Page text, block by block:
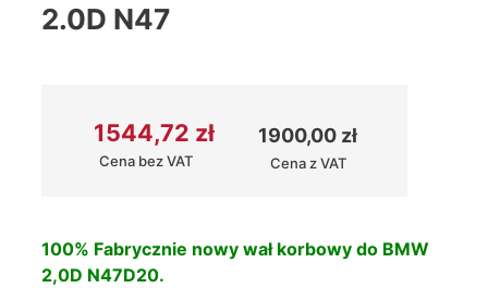
2.0D N47
1544,72 zł
Cena bez VAT
1900,00 zł
Cena z VAT
100% Fabrycznie nowy wał korbowy do BMW
2,0D N47D20.